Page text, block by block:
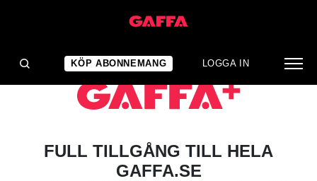
KÖP ABONNEMANG LOGGA IN
FULL TILLGÅNG TILL HELA
GAFFA.SE